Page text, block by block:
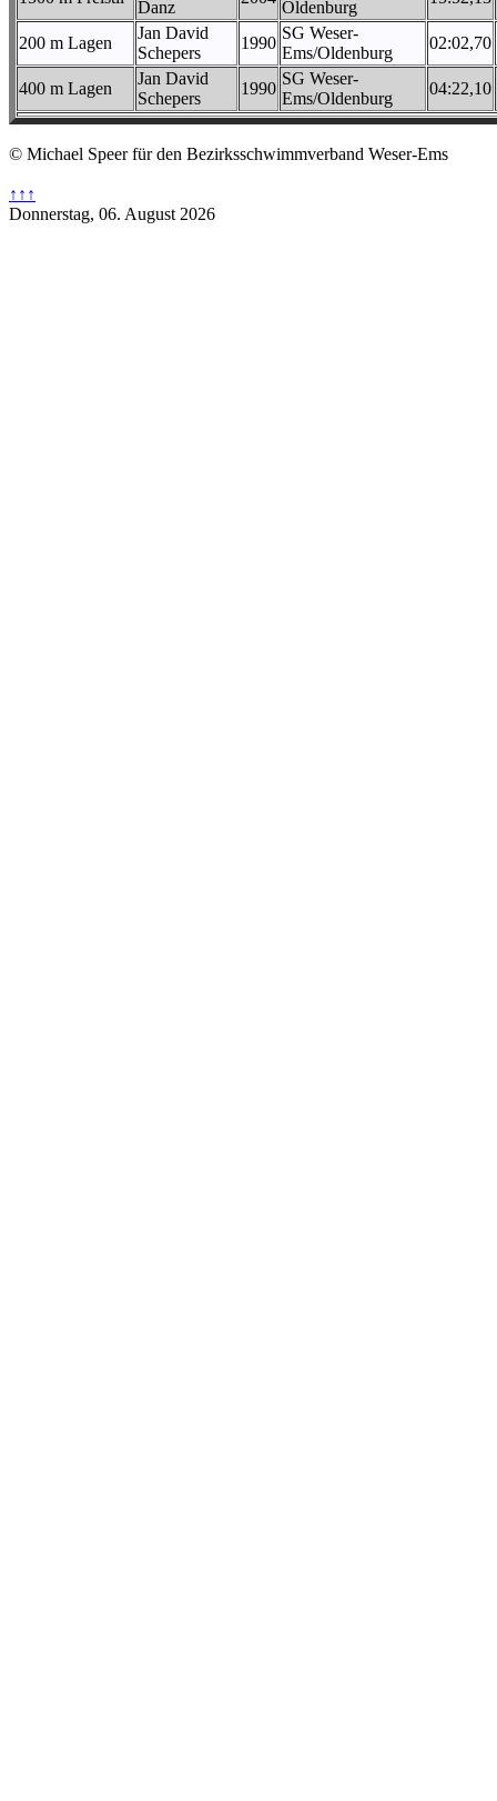
Danz
Oldenburg
200 m Lagen
Jan David
Schepers
1990
SG Weser-
Ems/Oldenburg
02:02,70
400 m Lagen
Jan David
Schepers
1990
SG Weser-
Ems/Oldenburg
04:22,10
© Michael Speer für den Bezirksschwimmverband Weser-Ems
↑↑↑
Donnerstag, 06. August 2026